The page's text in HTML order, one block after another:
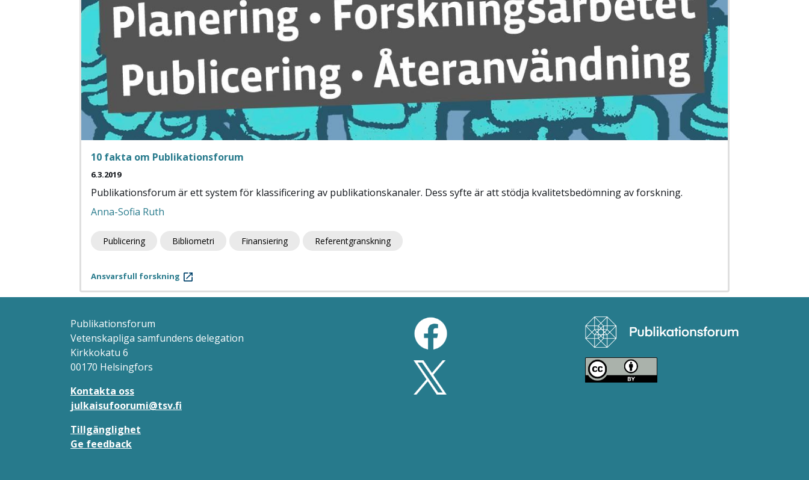
10 fakta om Publikationsforum
6.3.2019
Publikationsforum är ett system för klassificering av publikationskanaler. Dess syfte är att stödja kvalitetsbedömning av forskning.
Anna-Sofia Ruth
Publicering Bibliometri Finansiering Referentgranskning
Ansvarsfull forskning
Publikationsforum
Vetenskapliga samfundens delegation
Kirkkokatu 6
00170 Helsingfors
Kontakta oss
julkaisufoorumi@tsv.fi
Tillgänglighet
Ge feedback